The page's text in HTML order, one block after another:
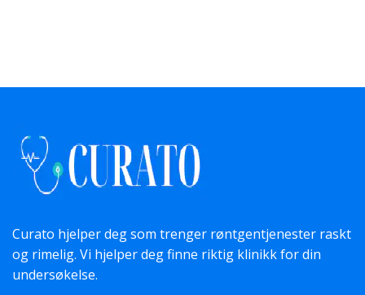
Curato hjelper deg som trenger røntgentjenester raskt
og rimelig. Vi hjelper deg finne riktig klinikk for din
undersøkelse.